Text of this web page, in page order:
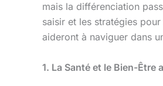
mais la différenciation
saisir et les stratégies
aideront à naviguer dans
1. La Santé et le Bien-